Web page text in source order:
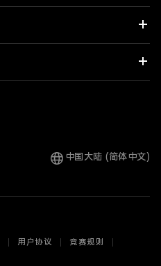
中国大陆 (简体中文)
用户协议
竞赛规则